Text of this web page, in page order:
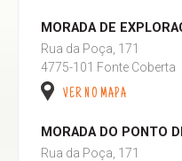
MORADA DE
Rua da Poça, 171
4775-101 Fonte Coberta
VER NO MAPA
MORADA DO PONTO
Rua da Poça, 171